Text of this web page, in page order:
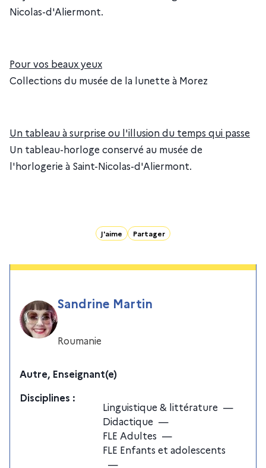
Nicolas-d'Aliermont.
Pour vos beaux yeux
Collections du musée de la lunette à Morez
Un tableau à surprise ou l'illusion du temps qui passe
Un tableau-horloge conservé au musée de
l'horlogerie à Saint-Nicolas-d'Aliermont.
J'aime Partager
Sandrine Martin
Roumanie
Autre, Enseignant(e)
Disciplines :
Linguistique & littérature —
Didactique —
FLE Adultes —
FLE Enfants et adolescents
—